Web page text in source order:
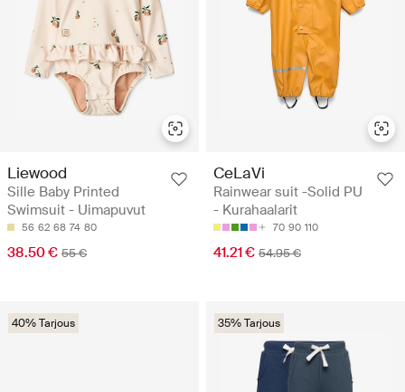
Liewood
Sille Baby Printed
Swimsuit - Uimapuvut
56 62 68 74 80
38.50 € 55 €
CeLaVi
Rainwear suit -Solid PU
- Kurahaalarit
70 90 110
41.21 € 54.95 €
40% Tarjous 35% Tarjous